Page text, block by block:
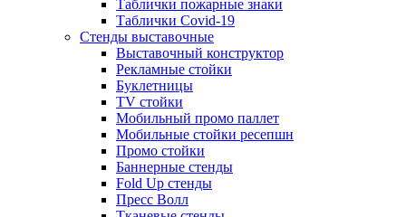
Таблички пожарные знаки
Таблички Covid-19
Стенды выставочные
Выставочный конструктор
Рекламные стойки
Буклетницы
TV стойки
Мобильный промо паллет
Мобильные стойки ресепшн
Промо стойки
Баннерные стенды
Fold Up стенды
Пресс Волл